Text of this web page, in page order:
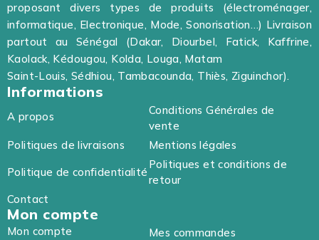
proposant divers types de produits (électroménager,
informatique, Electronique, Mode, Sonorisation…) Livraison
partout au Sénégal (Dakar, Diourbel, Fatick, Kaffrine,
Kaolack, Kédougou, Kolda, Louga, Matam
Saint-Louis, Sédhiou, Tambacounda, Thiès, Ziguinchor).
Informations
A propos
Conditions Générales de
vente
Politiques de livraisons
Mentions légales
Politique de confidentialité
Politiques et conditions de
retour
Contact
Mon compte
Mon compte
Mes commandes